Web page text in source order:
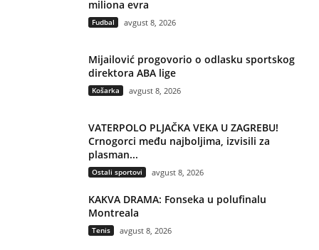
miliona evra
Fudbal avgust 8, 2026
Mijailović progovorio o odlasku sportskog
direktora ABA lige
Košarka avgust 8, 2026
VATERPOLO PLJAČKA VEKA U ZAGREBU!
Crnogorci među najboljima, izvisili za
plasman...
Ostali sportovi avgust 8, 2026
KAKVA DRAMA: Fonseka u polufinalu
Montreala
Tenis avgust 8, 2026